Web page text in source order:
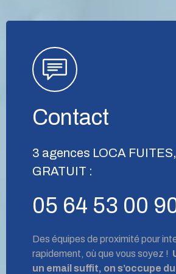
Contact
3 agences LOCA
GRATUIT :
05 64 53 00
Des équipes de proximité pour
rapidement, où que vous soyez !
un email suffit, on s’occupe